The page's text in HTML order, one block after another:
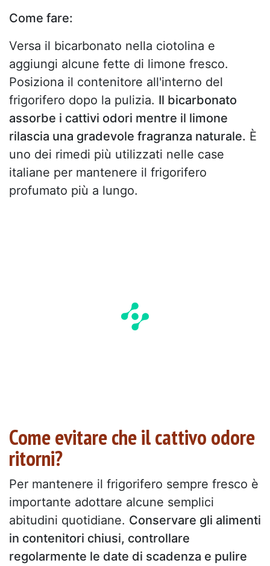
Come fare:
Versa il bicarbonato nella ciotolina e
aggiungi alcune fette di limone fresco.
Posiziona il contenitore all'interno del
frigorifero dopo la pulizia. Il bicarbonato
assorbe i cattivi odori mentre il limone
rilascia una gradevole fragranza naturale. È
uno dei rimedi più utilizzati nelle case
italiane per mantenere il frigorifero
profumato più a lungo.
Come evitare che il cattivo odore
ritorni?
Per mantenere il frigorifero sempre fresco è
importante adottare alcune semplici
abitudini quotidiane. Conservare gli alimenti
in contenitori chiusi, controllare
regolarmente le date di scadenza e pulire